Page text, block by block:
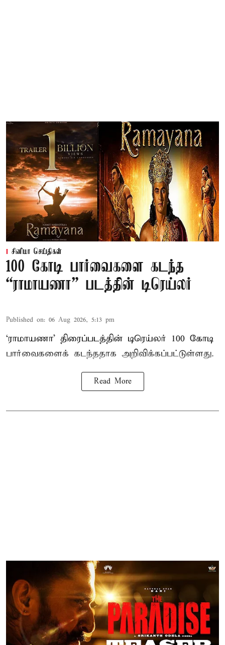
சினிமா செய்திகள்
100 கோடி பார்வைகளை கடந்த
“ராமாயணா” படத்தின் டிரெய்லர்
Published on: 06 Aug 2026, 5:13 pm
‘ராமாயணா’ திரைப்படத்தின் டிரெய்லர் 100 கோடி
பார்வைகளைக் கடந்ததாக அறிவிக்கப்பட்டுள்ளது.
Read More